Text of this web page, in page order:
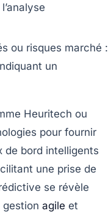
ou risques marché :
un
Heuritech ou
pour fournir
de bord intelligents
une prise de
se révèle
gestion agile et